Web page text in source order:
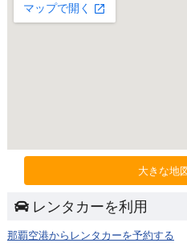
大きな地
レンタカーを利用
那覇空港からレンタカーを予約する